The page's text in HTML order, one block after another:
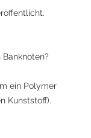
ein Polymer
Kunststoff).